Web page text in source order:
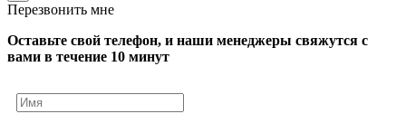
Перезвонить мне
Оставьте свой телефон, и наши менеджеры свяжутся с
вами в течение 10 минут